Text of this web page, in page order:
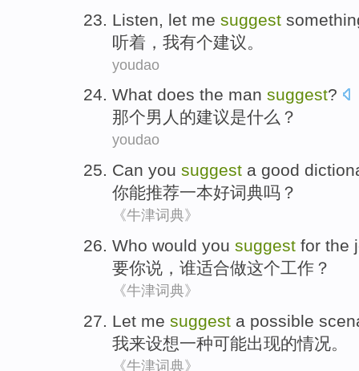
Listen let me suggest
听着 ， 我有个建议 。
youdao
What does the man suggest?
那个男人的建议是什么 ？
youdao
Can you suggest a good
你能推荐一本好词典吗？
《牛津词典》
Who would you suggest for the
要你说 ， 谁适合做这个工作 ？
《牛津词典》
Let me suggest a possible
我来设想一种可能出现的情况。
《牛津词典》